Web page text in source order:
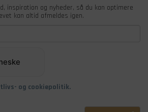
inspiration og nyheder, så du kan optimere
kan altid afmeldes igen.
og cookiepolitik.